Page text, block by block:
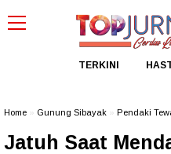
TERKINI
Home Gunung Sibayak Pendaki
Jatuh Saat